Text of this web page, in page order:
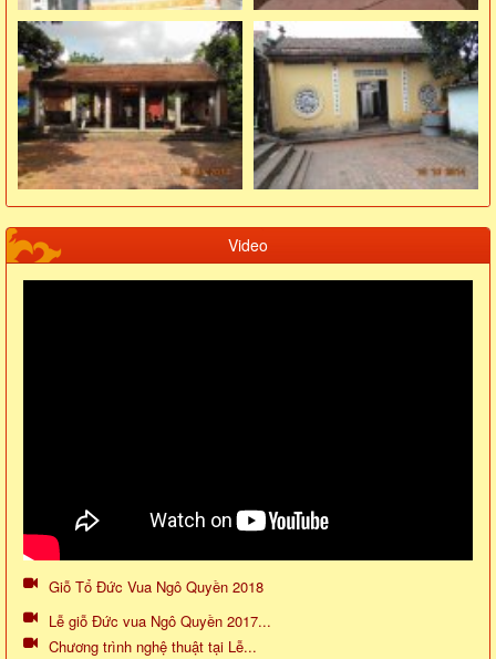
Video
Giỗ Tổ Đức Vua Ngô Quyền 2018
Lễ giỗ Đức vua Ngô Quyền 2017...
Chương trình nghệ thuật tại Lễ...